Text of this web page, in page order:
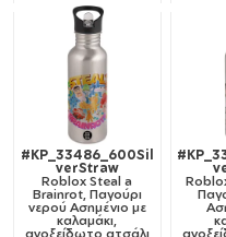
#KP_33486_600Sil
verStraw
Roblox Steal a
Brainrot, Παγούρι
νερού Ασημένιο με
καλαμάκι,
ανοξείδωτο ατσάλι